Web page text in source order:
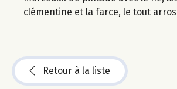
clémentine et la farce, le tout
Retour à la liste